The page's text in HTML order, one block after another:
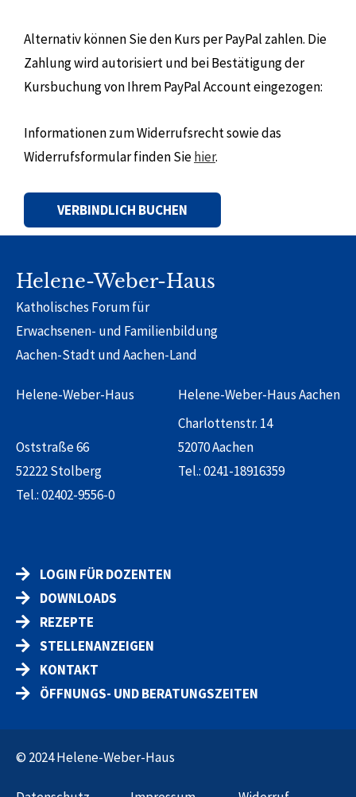
Alternativ können Sie den Kurs per PayPal zahlen. Die
Zahlung wird autorisiert und bei Bestätigung der
Kursbuchung von Ihrem PayPal Account eingezogen:
Informationen zum Widerrufsrecht sowie das
Widerrufsformular finden Siehier.
Helene-Weber-Haus
Katholisches Forum für
Erwachsenen- und Familienbildung
Aachen-Stadt und Aachen-Land
Helene-Weber-Haus
Oststraße 66
52222 Stolberg
Tel.:02402-9556-0
Helene-Weber-Haus Aachen
Charlottenstr. 14
52070 Aachen
Tel.:0241-18916359
LOGIN FÜR DOZENTEN
DOWNLOADS
REZEPTE
STELLENANZEIGEN
KONTAKT
ÖFFNUNGS- UND BERATUNGSZEITEN
© 2024 Helene-Weber-Haus